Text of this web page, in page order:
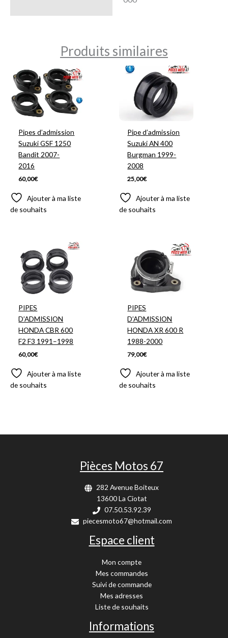
Produits similaires
Pipes d’admission
Suzuki GSF 1250
Bandit 2007-
2016
60,00€
Ajouter à ma liste
de souhaits
Pipe d’admission
Suzuki AN 400
Burgman 1999-
2008
25,00€
Ajouter à ma liste
de souhaits
PIPES
D’ADMISSION
HONDA CBR 600
F2 F3 1991–1998
60,00€
Ajouter à ma liste
de souhaits
PIPES
D’ADMISSION
HONDA XR 600 R
1988-2000
79,00€
Ajouter à ma liste
de souhaits
Pièces Motos 67
282 Avenue Boiteux
13600 La Ciotat
07.50.53.92.39
piecesmoto67@hotmail.com
Espace client
Mon compte
Mes commandes
Suivi de commande
Mes adresses
Liste de souhaits
Informations